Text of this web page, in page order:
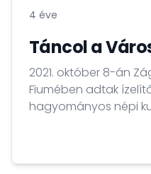
4 éve
Táncol a
2021. október 8-án
Fiumében adtak
hagyományos népi
Baricevic-Tamaskó